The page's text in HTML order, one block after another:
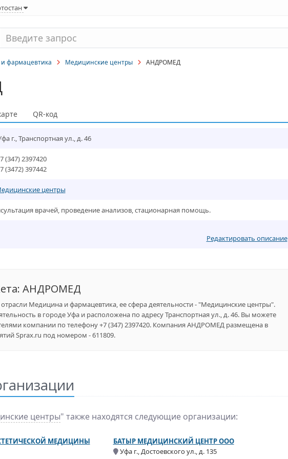
фармацевтика Медицинские центры АНДРОМЕД
QR-код
г.,Транспортная ул., д. 46
(347) 2397420
(3472) 397442
центры
врачей, проведение анализов, стационарная помощь.
Редактировать описание
АНДРОМЕД
Медицина и фармацевтика, ее сфера деятельности - "Медицинские центры".
в городе Уфа и расположена по адресу Транспортная ул., д. 46. Вы можете
компании по телефону +7 (347) 2397420. Компания АНДРОМЕД размещена в
Sprax.ru под номером - 611809.
центры" также находятся следующие организации:
МЕДИЦИНЫ
БАТЫР МЕДИЦИНСКИЙ ЦЕНТР ООО
Уфа г., Достоевского ул., д. 135